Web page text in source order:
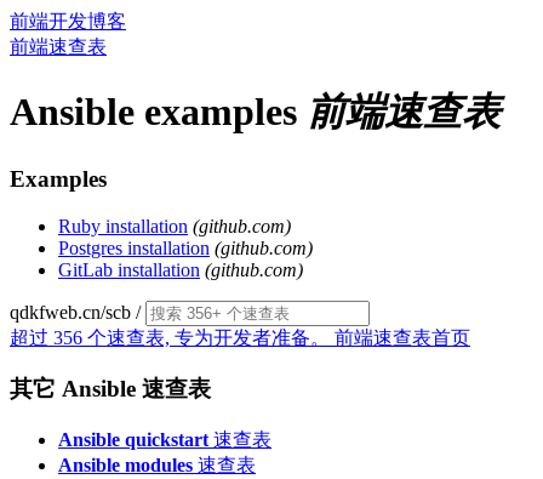
前端开发博客
前端速查表
Ansible examples 前端速查表
Examples
Ruby installation (github.com)
Postgres installation (github.com)
GitLab installation (github.com)
qdkfweb.cn/scb /
超过 356 个速查表, 专为开发者准备。 前端速查表首页
其它 Ansible 速查表
Ansible quickstart 速查表
Ansible modules 速查表